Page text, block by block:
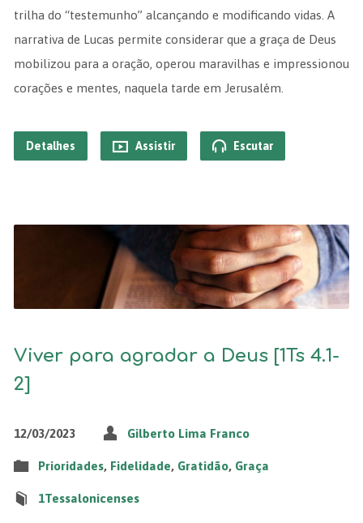
trilha do “testemunho” alcançando e modificando vidas. A
narrativa de Lucas permite considerar que a graça de Deus
mobilizou para a oração, operou maravilhas e impressionou
corações e mentes, naquela tarde em Jerusalém.
Detalhes Assistir Escutar
Viver para agradar a Deus [1Ts 4.1-
2]
12/03/2023 Gilberto Lima Franco
Prioridades, Fidelidade, Gratidão, Graça
1Tessalonicenses